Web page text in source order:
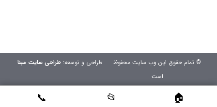
© تمام حقوق این وب سایت محفوظ
است
طراحی و توسعه:طراحی سایت مبنا